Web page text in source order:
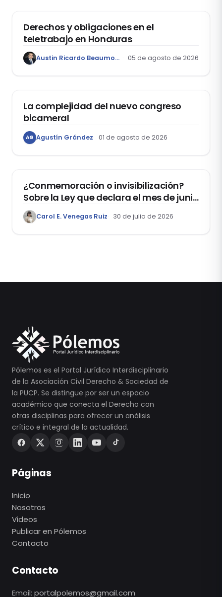
Derechos y obligaciones en el
teletrabajo en Honduras
Austin Ricardo Beaumont Rivera 05 de agosto de 2026
La complejidad del nuevo congreso
bicameral
AG Agustín Grández 01 de agosto de 2026
¿Conmemoración o invisibilización?
Sobre la Ley que declara el mes de junio
como el “Mes de la Vida y la Familia”
Carol E. Venegas Ruiz 30 de julio de 2026
Pólemos es el Portal Jurídico Interdisciplinario
de la Asociación Civil Derecho & Sociedad de
la PUCP. Se distingue por ser un espacio
académico que conecta el Derecho con
otras disciplinas para ofrecer un análisis
crítico e integral de la actualidad.
Páginas
Inicio
Nosotros
Videos
Publicar en Pólemos
Contacto
Contacto
Email: portalpolemos@gmail.com